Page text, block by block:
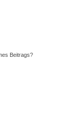
Beitrags?